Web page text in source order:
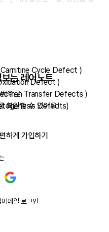
Cycle Defect )
Defect )
Transfer Defects )
Defects)
는 레어노트
으로
확인할 수 있어요!
하게 가입하기
이메일 로그인